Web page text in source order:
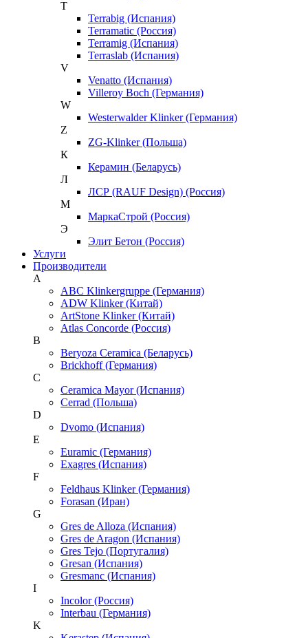
T
Terrabig (Испания)
Terramatic (Россия)
Terramig (Испания)
Terraslab (Испания)
V
Venatto (Испания)
Villeroy Boch (Германия)
W
Westerwalder Klinker (Германия)
Z
ZG-Klinker (Польша)
К
Керамин (Беларусь)
Л
ЛСР (RAUF Design) (Россия)
М
МаркаСтрой (Россия)
Э
Элит Бетон (Россия)
Услуги
Производители
A
ABC Klinkergruppe (Германия)
ADW Klinker (Китай)
ArtStone Klinker (Китай)
Atlas Concorde (Россия)
B
Beryoza Ceramica (Беларусь)
Brickhoff (Германия)
C
Ceramica Mayor (Испания)
Cerrad (Польша)
D
Dvomo (Испания)
E
Euramic (Германия)
Exagres (Испания)
F
Feldhaus Klinker (Германия)
Forasan (Иран)
G
Gres de Alloza (Испания)
Gres de Aragon (Испания)
Gres Tejo (Португалия)
Gresan (Испания)
Gresmanc (Испания)
I
Incolor (Россия)
Interbau (Германия)
K